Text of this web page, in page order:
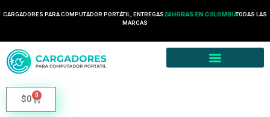
CARGADORES PARA COMPUTADOR PORTÁTIL, ENTREGAS 24 HORAS EN COLOMBIATODAS LAS
MARCAS
$0 0